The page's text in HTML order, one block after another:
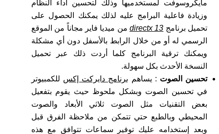
مايكروسوفت لمستخدميها وذلك لتحسين أداء النظام
وزيادة فاعلية البرامج عليه لذلك يمكنك الحصول على
تحميل برنامج directx 13 من ميديا فاير مجاناً من الموقع
الرسمي له أو من خلال الرابط بالأسفل دون أي مشكلة
ويمكنك ترقية البرنامج كلما أردت ذلك عبر تحميل
النسخة الأحدث بكل سهولة.
تحسين الصوت : يساهم برنامج دايركت إكس للكمبيوتر
في تحسين الصوت وبشكل ملحوظ حيث يقوم بتفعيل
بعض التقنيات مثل الصوت ثلاثي الأبعاد والصوت
المحيطي وبالطبع حتي تتمكن من ملاحظة الفرق قبل
وبعد إستخدامه عليك توفير سماعات تتوافق مع هذه